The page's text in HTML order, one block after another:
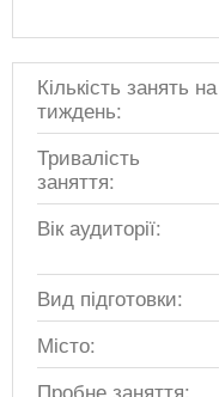
Кількість занять на
тиждень:
Тривалість
заняття:
Вік аудиторії:
Вид підготовки:
Місто:
Пробне заняття: